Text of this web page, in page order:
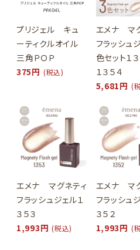
プリジェル キュ
ーティクルオイル
三角ＰＯＰ
375円 (税込)
エメナ マ
フラッシュ
色セット１
１３５４
5,681円 (
エメナ マグネティ
フラッシュジェル１
３５３
1,993円 (税込)
エメナ マ
フラッシュ
３５２
1,993円 (